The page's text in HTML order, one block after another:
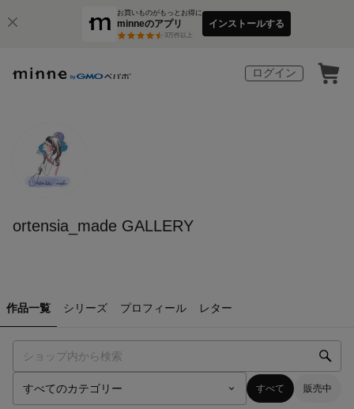
お買いものがもっとお得に
minneのアプリ
3万件以上
インストールする
ログイン
ortensia_made GALLERY
作品一覧 シリーズ プロフィール レター
すべて 販売中